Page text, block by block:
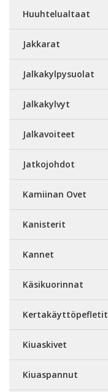
Huuhtelualtaat
Jakkarat
Jalkakylpysuolat
Jalkakylvyt
Jalkavoiteet
Jatkojohdot
Kamiinan Ovet
Kanisterit
Kannet
Käsikuorinnat
Kertakäyttöpefletit
Kiuaskivet
Kiuaspannut